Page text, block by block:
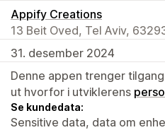
Appify Creations
13 Beit Oved, Tel Aviv,
31. desember 2024
Denne appen trenger
ut hvorfor i utviklerens
Se kundedata:
Sensitive data, data om